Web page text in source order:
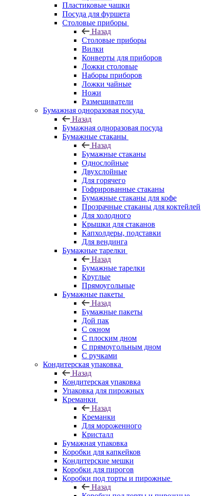
Пластиковые чашки
Посуда для фуршета
Столовые приборы
Назад
Столовые приборы
Вилки
Конверты для приборов
Ложки столовые
Наборы приборов
Ложки чайные
Ножи
Размешиватели
Бумажная одноразовая посуда
Назад
Бумажная одноразовая посуда
Бумажные стаканы
Назад
Бумажные стаканы
Однослойные
Двухслойные
Для горячего
Гофрированные стаканы
Бумажные стаканы для кофе
Прозрачные стаканы для коктейлей
Для холодного
Крышки для стаканов
Капхолдеры, подставки
Для вендинга
Бумажные тарелки
Назад
Бумажные тарелки
Круглые
Прямоугольные
Бумажные пакеты
Назад
Бумажные пакеты
Дой пак
С окном
С плоским дном
С прямоугольным дном
С ручками
Кондитерская упаковка
Назад
Кондитерская упаковка
Упаковка для пирожных
Креманки
Назад
Креманки
Для мороженного
Кристалл
Бумажная упаковка
Коробки для капкейков
Кондитерские мешки
Коробки для пирогов
Коробки под торты и пирожные
Назад